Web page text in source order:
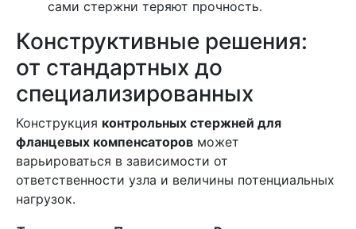
сами стержни теряют прочность.
Конструктивные решения:
от стандартных до
специализированных
Конструкция контрольных стержней для
фланцевых компенсаторов может
варьироваться в зависимости от
ответственности узла и величины потенциальных
нагрузок.